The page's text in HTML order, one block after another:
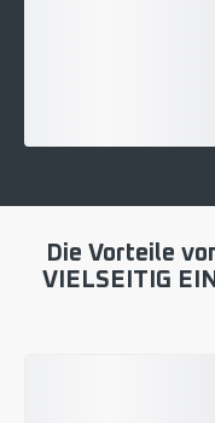
Die Vorteile
VIELSEITIG